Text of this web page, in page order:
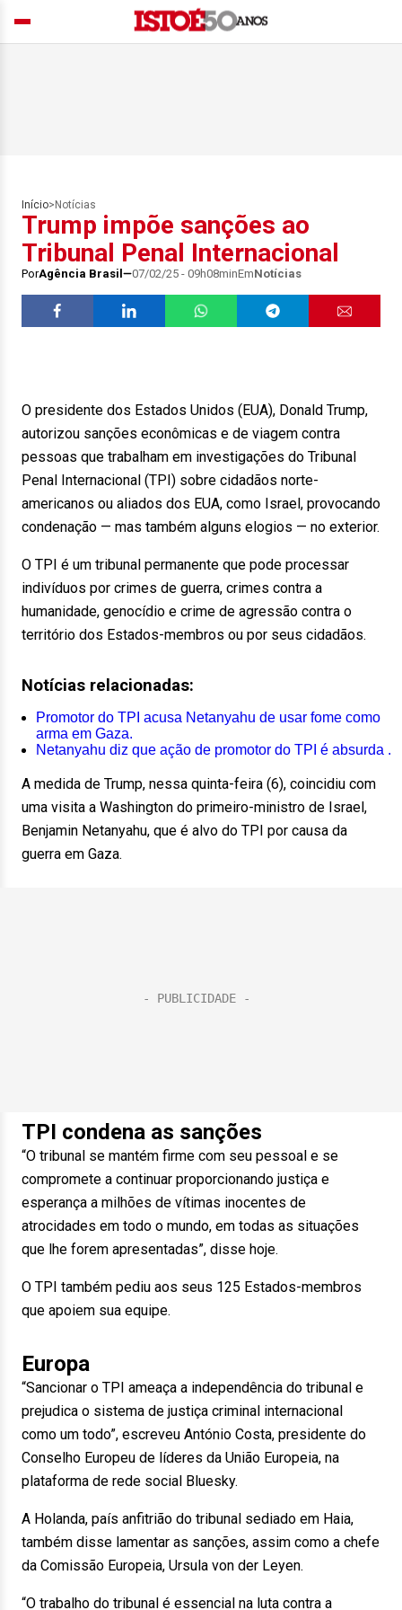
Início> Notícias
Trump impõe sanções ao
Tribunal Penal Internacional
PorAgência Brasil 07/02/25 - 09h08minEmNotícias
O presidente dos Estados Unidos (EUA), Donald Trump,
autorizou sanções econômicas e de viagem contra
pessoas que trabalham em investigações do Tribunal
Penal Internacional (TPI) sobre cidadãos norte-
americanos ou aliados dos EUA, como Israel, provocando
condenação — mas também alguns elogios — no exterior.
O TPI é um tribunal permanente que pode processar
indivíduos por crimes de guerra, crimes contra a
humanidade, genocídio e crime de agressão contra o
território dos Estados-membros ou por seus cidadãos.
Notícias relacionadas:
Promotor do TPI acusa Netanyahu de usar fome como
arma em Gaza.
Netanyahu diz que ação de promotor do TPI é absurda .
A medida de Trump, nessa quinta-feira (6), coincidiu com
uma visita a Washington do primeiro-ministro de Israel,
Benjamin Netanyahu, que é alvo do TPI por causa da
guerra em Gaza.
TPI condena as sanções
“O tribunal se mantém firme com seu pessoal e se
compromete a continuar proporcionando justiça e
esperança a milhões de vítimas inocentes de
atrocidades em todo o mundo, em todas as situações
que lhe forem apresentadas”, disse hoje.
O TPI também pediu aos seus 125 Estados-membros
que apoiem sua equipe.
Europa
“Sancionar o TPI ameaça a independência do tribunal e
prejudica o sistema de justiça criminal internacional
como um todo”, escreveu António Costa, presidente do
Conselho Europeu de líderes da União Europeia, na
plataforma de rede social Bluesky.
A Holanda, país anfitrião do tribunal sediado em Haia,
também disse lamentar as sanções, assim como a chefe
da Comissão Europeia, Ursula von der Leyen.
“O trabalho do tribunal é essencial na luta contra a